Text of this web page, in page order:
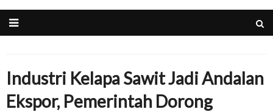
Industri Kelapa Sawit Jadi Andalan
Ekspor, Pemerintah Dorong